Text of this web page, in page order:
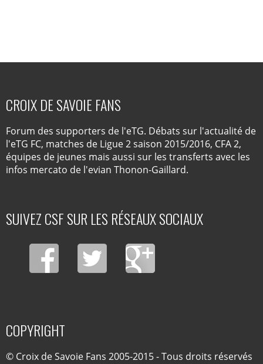
CROIX DE SAVOIE FANS
Forum des supporters de l'eTG. Débats sur l'actualité de
l'eTG FC, matches de Ligue 2 saison 2015/2016, CFA 2,
équipes de jeunes mais aussi sur les transferts avec les
infos mercato de l'evian Thonon-Gaillard.
SUIVEZ CSF SUR LES RÉSEAUX SOCIAUX
COPYRIGHT
© Croix de Savoie Fans 2005-2015 - Tous droits réservés